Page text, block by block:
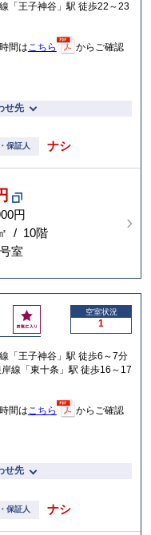
「王子神谷」駅 徒歩22～23
間はこちら
からご確認
せ先
保証人 ナシ
円
/ 10階
室
お
気
入
り
空室状況
1
「王子神谷」駅 徒歩6～7分
線「東十条」駅 徒歩16～17
間はこちら
からご確認
せ先
保証人 ナシ